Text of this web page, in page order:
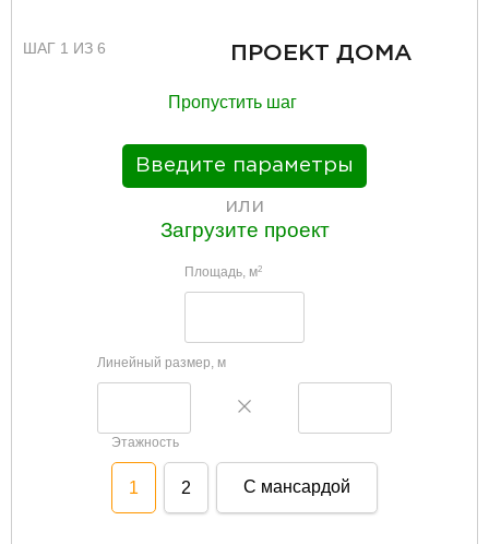
ШАГ 1 ИЗ 6 ПРОЕКТ ДОМА
Пропустить шаг
Введите параметры
или
Загрузите проект
Площадь, м2
Линейный размер, м
Этажность
1 2 С мансардой